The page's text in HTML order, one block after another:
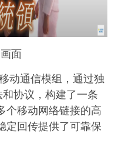
面
动通信模组，通过独
协议，构建了一条
个移动网络链接的高
定回传提供了可靠保